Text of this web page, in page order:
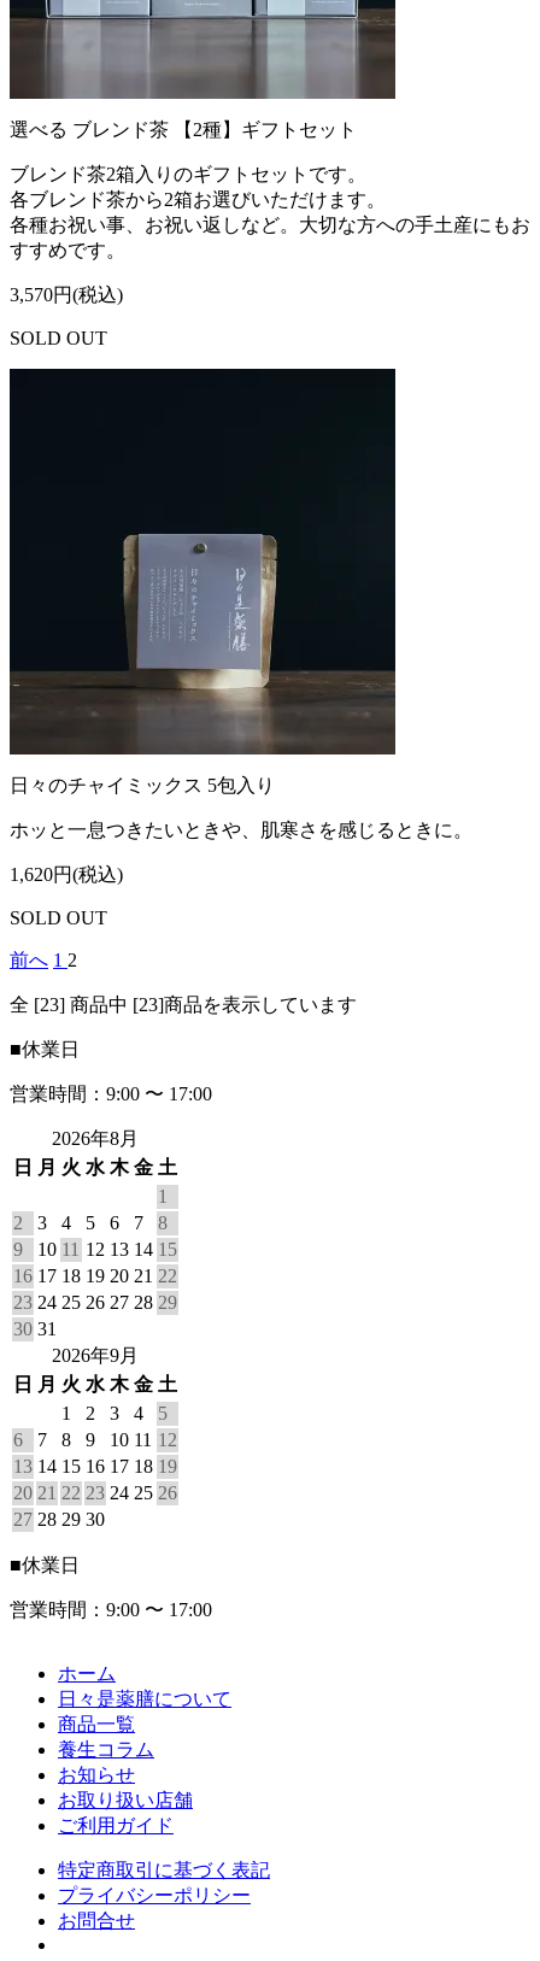
選べる ブレンド茶 【2種】ギフトセット
ブレンド茶2箱入りのギフトセットです。
各ブレンド茶から2箱お選びいただけます。
各種お祝い事、お祝い返しなど。大切な方への手土産にもお
すすめです。
3,570円(税込)
SOLD OUT
日々のチャイミックス 5包入り
ホッと一息つきたいときや、肌寒さを感じるときに。
1,620円(税込)
SOLD OUT
前へ 1 2
全 [23] 商品中 [23]商品を表示しています
■休業日
営業時間：9:00 〜 17:00
2026年8月
日
月 火 水 木 金 土
1
2
3 4 5 6 7
8
9
10 11 12 13 14 15
16 17 18 19 20 21 22
23 24 25 26 27 28 29
30 31
2026年9月
日
月 火 水 木 金 土
1
2 3 4
5
6
7 8 9 10 11 12
13 14 15 16 17 18 19
20 21 22 23 24 25 26
27 28 29 30
■休業日
営業時間：9:00 〜 17:00
ホーム
日々是薬膳について
商品一覧
養生コラム
お知らせ
お取り扱い店舗
ご利用ガイド
特定商取引に基づく表記
プライバシーポリシー
お問合せ